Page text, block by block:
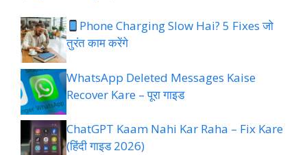
Phone Charging Slow Hai? 5 Fixes जो
तुरंत काम करेंगे
WhatsApp Deleted Messages Kaise
Recover Kare – पूरा गाइड
ChatGPT Kaam Nahi Kar Raha – Fix Kare
(हिंदी गाइड 2026)